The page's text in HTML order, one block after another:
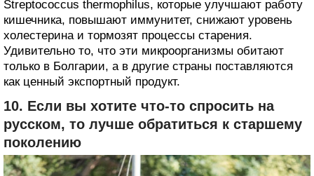
Streptococcus thermophilus, которые улучшают работу
кишечника, повышают иммунитет, снижают уровень
холестерина и тормозят процессы старения.
Удивительно то, что эти микроорганизмы обитают
только в Болгарии, а в другие страны поставляются
как ценный экспортный продукт.
10. Если вы хотите что-то спросить на
русском, то лучше обратиться к старшему
поколению